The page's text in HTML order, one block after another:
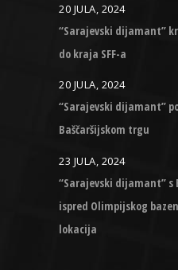
20 JULA, 2024
“Sarajevski dijamant”
do kraja SFF-a
20 JULA, 2024
“Sarajevski dijamant”
Baščaršijskom trgu
23 JULA, 2024
“Sarajevski dijamant” s
ispred Olimpijskog
lokacija